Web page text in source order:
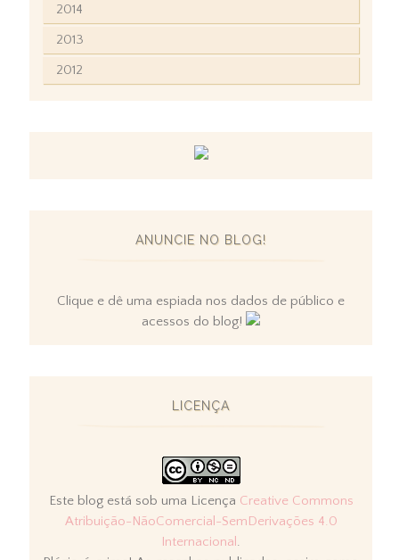
2014
2013
2012
ANUNCIE NO BLOG!
Clique e dê uma espiada nos dados de público e
acessos do blog!
LICENÇA
Este blog está sob uma Licença Creative Commons
Atribuição-NãoComercial-SemDerivações 4.0
Internacional .